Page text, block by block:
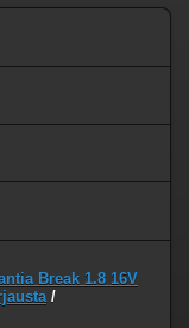
Break 1.8 16V
/